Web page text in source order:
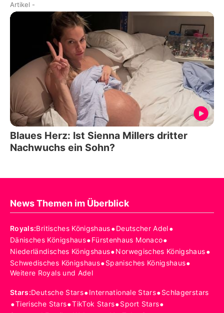
Artikel -
Blaues Herz: Ist Sienna Millers dritter
Nachwuchs ein Sohn?
News Themen im Überblick
Royals:Britisches Königshaus•Deutscher Adel•
Dänisches Königshaus•Fürstenhaus Monaco•
Niederländisches Königshaus•Norwegisches Königshaus•
Schwedisches Königshaus•Spanisches Königshaus•
Weitere Royals und Adel
Stars:Deutsche Stars•Internationale Stars•Schlagerstars
•Tierische Stars•TikTok Stars•Sport Stars•